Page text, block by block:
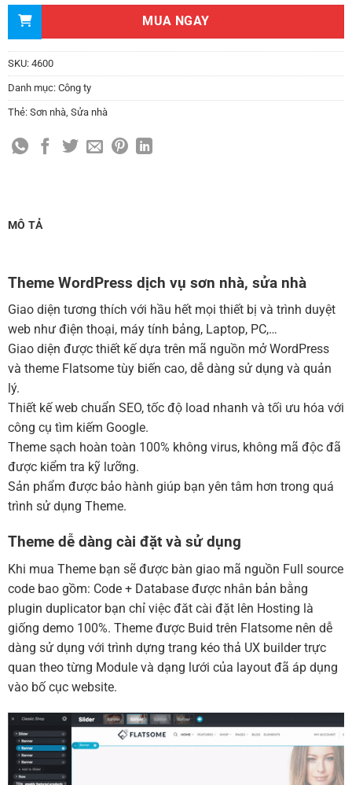
Thay đổi bố cục trang chủ (đơn giản)(+500,000 ₫)
Thiết kế 2 banner chạy ở slider chính
Thay đổi màu sắc toàn bộ site theo yêu cầu
(+150,000 ₫)
Thiết kế logo đơn giản để đăng web
MUA THÊM TÊN MIỀN + HOSTING
Tên miền Việt Nam .vn (1 năm)
(+550,000 ₫)
Hosting 2GB SSD (1 năm)
(+700,000 ₫)
Hosting 4GB SSD (1 năm)(+1,000,000 ₫)
Hosting 8GB SSD (1 năm)(+1,200,000 ₫)
MUA NGAY
SKU: 4600
Danh mục: Công ty
Thẻ: Sơn nhà Sửa nhà
MÔ TẢ
Theme WordPress dịch vụ sơn nhà, sửa nhà
Giao diện tương thích với hầu hết mọi thiết bị và trình duyệt
web như điện thoại, máy tính bảng, Laptop, PC,…
Giao diện được thiết kế dựa trên mã nguồn mở WordPress
và theme Flatsome tùy biến cao, dễ dàng sử dụng và quản
lý.
Thiết kế web chuẩn SEO, tốc độ load nhanh và tối ưu hóa với
công cụ tìm kiếm Google.
Theme sạch hoàn toàn 100% không virus, không mã độc đã
được kiểm tra kỹ lưỡng.
Sản phẩm được bảo hành giúp bạn yên tâm hơn trong quá
trình sử dụng Theme.
Theme dễ dàng cài đặt và sử dụng
Khi mua Theme bạn sẽ được bàn giao mã nguồn Full source
code bao gồm: Code + Database được nhân bản bằng
plugin duplicator bạn chỉ việc đăt cài đặt lên Hosting là
giống demo 100%. Theme được Buid trên Flatsome nên dễ
dàng sử dụng với trình dựng trang kéo thả UX builder trực
quan theo từng Module và dạng lưới của layout đã áp dụng
vào bố cục website.